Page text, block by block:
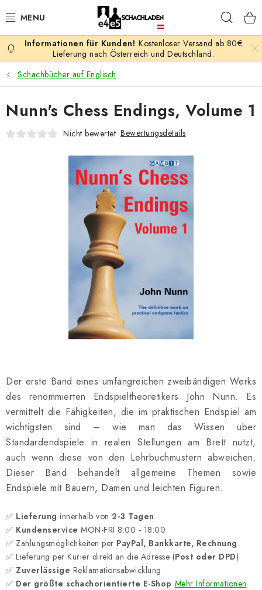
Inhalt
AKTION
SCHACHSPIELE
SCHACHFIGUREN
SCHACHBRETTER
SCHACHUHREN
SCHACH-ANTIQUITÄTENLADEN
SCHACH ONLINE
SCHACH GESCHENKE
KONTAKT
Kontakt FAQ Über uns
Schachblog
Geschäftsbedingungen
Kostenloser Versand ab 80€
Lieferung nach Österreich und Deutschland.
Schachbücher auf Englisch
Der erste Band eines umfangreichen zweibändigen Werks
des renommierten Endspieltheoretikers John Nunn. Es
vermittelt die Fähigkeiten, die im praktischen Endspiel am
wichtigsten sind – wie man das Wissen über
Standardendspiele in realen Stellungen am Brett nutzt,
auch wenn diese von den Lehrbuchmustern abweichen.
Dieser Band behandelt allgemeine Themen sowie
Endspiele mit Bauern, Damen und leichten Figuren.
✅ Lieferung innerhalb von 2-3 Tagen
✅ Kundenservice MON-FRI 8:00 - 18:00
✅ Zahlungsmöglichkeiten per PayPal, Bankkarte, Rechnung
✅ Lieferung per Kurier direkt an die Adresse (Post oder DPD)
✅ Zuverlässige Reklamationsabwicklung
✅ Der größte schachorientierte E-Shop Mehr Informationen
Nunn's Chess Endings, Volume 1
Nicht bewertet Bewertungsdetails